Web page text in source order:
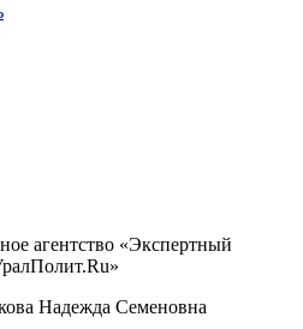
агентство «Экспертный
Надежда Семеновна